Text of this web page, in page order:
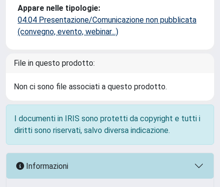
Appare nelle tipologie:
04.04 Presentazione/Comunicazione non pubblicata
(convegno, evento, webinar...)
File in questo prodotto:
Non ci sono file associati a questo prodotto.
I documenti in IRIS sono protetti da copyright e tutti i
diritti sono riservati, salvo diversa indicazione.
Informazioni